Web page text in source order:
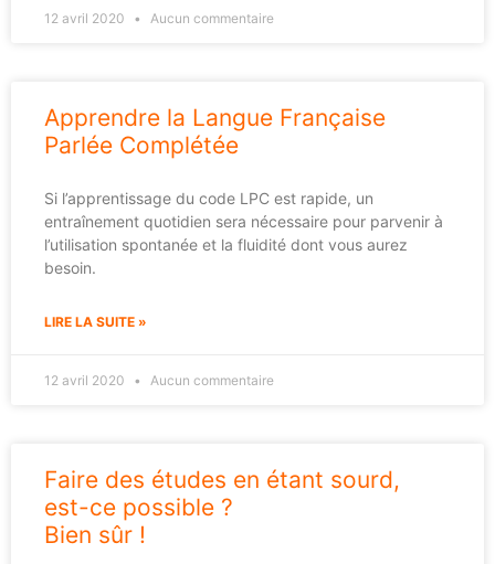
12 avril 2020 Aucun commentaire
Apprendre la Langue Française
Parlée Complétée
Si l’apprentissage du code LPC est rapide, un
entraînement quotidien sera nécessaire pour parvenir à
l’utilisation spontanée et la fluidité dont vous aurez
besoin.
LIRE LA SUITE »
12 avril 2020 Aucun commentaire
Faire des études en étant sourd,
est-ce possible ?
Bien sûr !